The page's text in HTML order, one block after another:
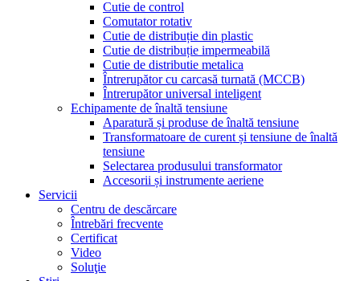
Cutie de control
Comutator rotativ
Cutie de distribuție din plastic
Cutie de distribuție impermeabilă
Cutie de distributie metalica
Întrerupător cu carcasă turnată (MCCB)
Întrerupător universal inteligent
Echipamente de înaltă tensiune
Aparatură și produse de înaltă tensiune
Transformatoare de curent și tensiune de înaltă
tensiune
Selectarea produsului transformator
Accesorii și instrumente aeriene
Servicii
Centru de descărcare
Întrebări frecvente
Certificat
Video
Soluţie